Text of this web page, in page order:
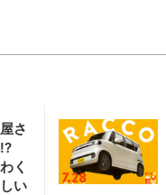
さ
!?
く
い